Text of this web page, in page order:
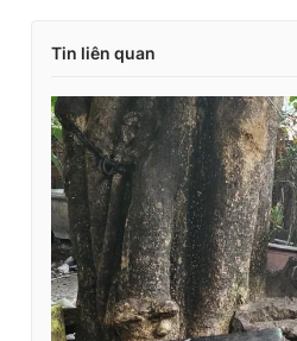
Tin liên quan